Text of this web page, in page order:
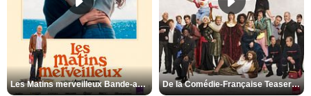
Les Matins merveilleux Bande-annonce VF De la Comédie-Française Teaser VF